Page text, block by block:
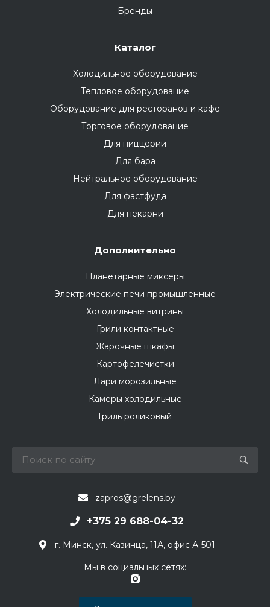
Бренды
Каталог
Холодильное оборудование
Тепловое оборудование
Оборудование для ресторанов и кафе
Торговое оборудование
Для пиццерии
Для бара
Нейтральное оборудование
Для фастфуда
Для пекарни
Дополнительно
Планетарные миксеры
Электрические печи промышленные
Холодильные витрины
Грили контактные
Жарочные шкафы
Картофелечистки
Лари морозильные
Камеры холодильные
Гриль роликовый
zapros@grelens.by
+375 29 688-04-32
г. Минск, ул. Казинца, 11А, офис А-501
Мы в социальных сетях: